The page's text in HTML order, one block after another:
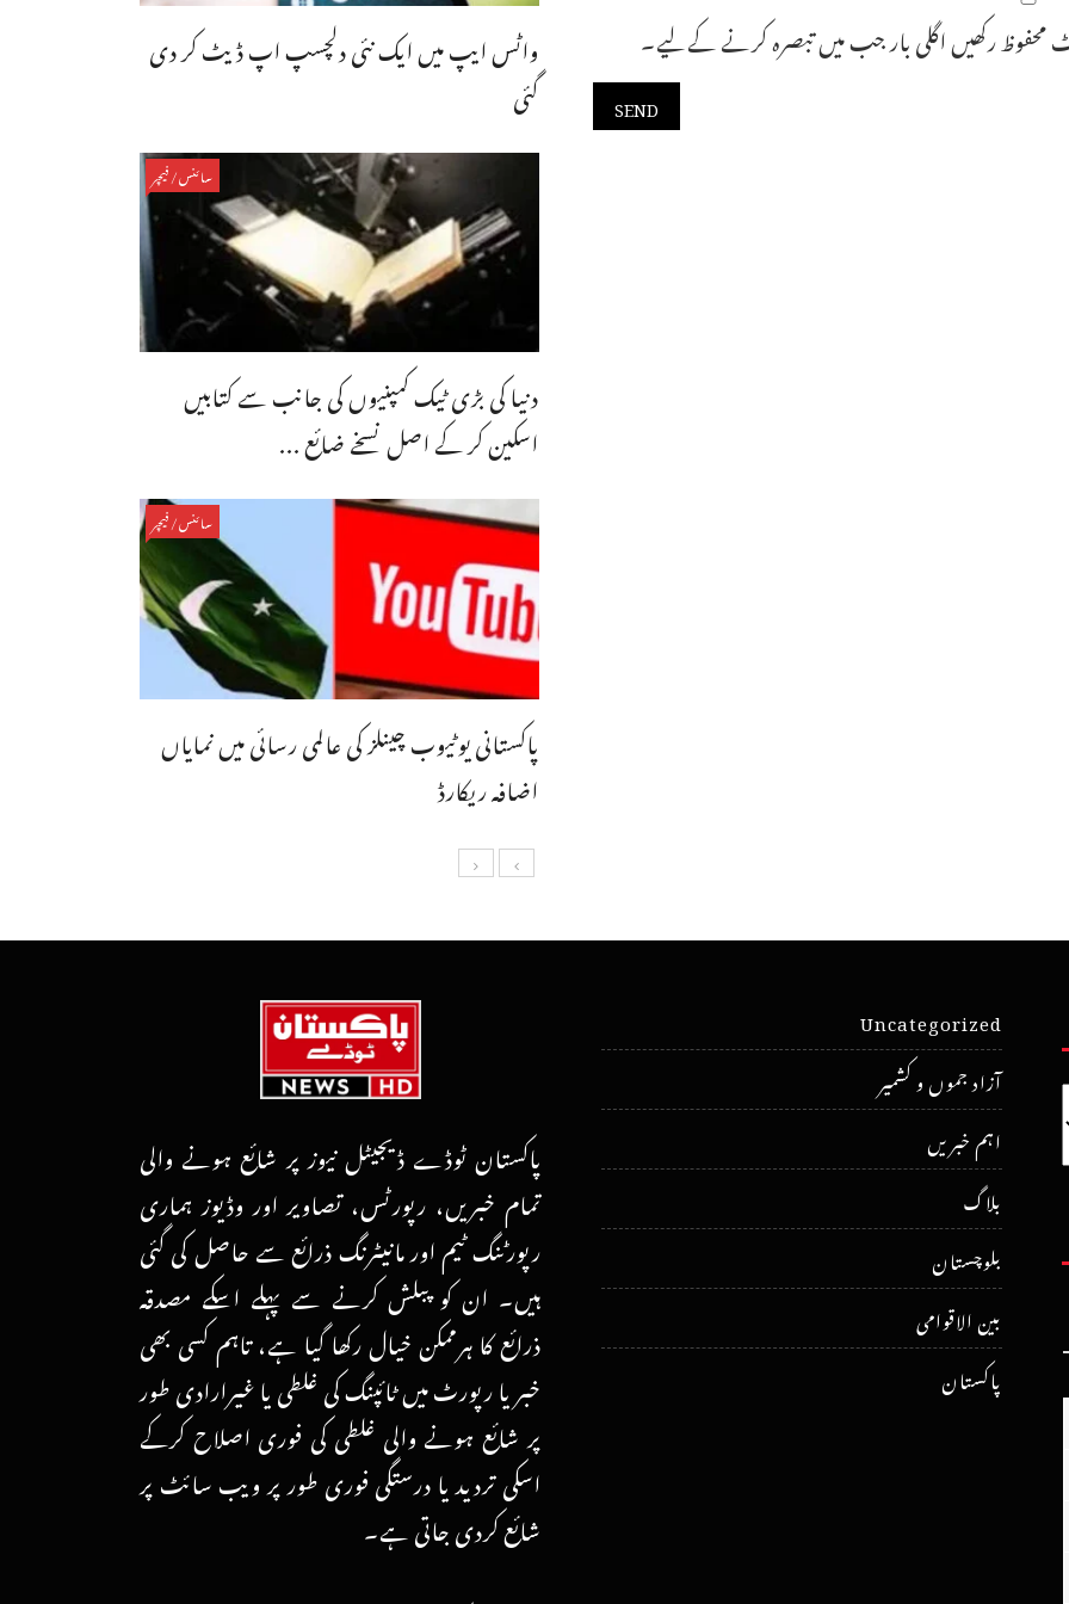
رکھیں اگلی بار جب میں تبصرہ کرنے کےلیے۔
واٹس ایپ میں ایک نئی دلچسپ اپ ڈیٹ کر دی
گئی
سائنس/فیچر
دنیا کی بڑی ٹیک کمپنیوں کی جانب سے کتابیں
اسکین کر کے اصل نسخے ضائع ...
سائنس/فیچر
پاکستانی یوٹیوب چینلز کی عالمی رسائی میں نمایاں
اضافہ ریکارڈ
پاکستان ٹوڈے ڈیجیٹل نیوز پر شائع ہونے والی
تمام خبریں، رپورٹس، تصاویر اور وڈیوز ہماری
رپورٹنگ ٹیم اور مانیٹرنگ ذرائع سے حاصل کی گئی
ہیں۔ ان کو پبلش کرنے سے پہلے اسکے مصدقہ
ذرائع کا ہرممکن خیال رکھا گیا ہے، تاہم کسی بھی
خبر یا رپورٹ میں ٹائپنگ کی غلطی یا غیرارادی طور
پر شائع ہونے والی غلطی کی فوری اصلاح کرکے
اسکی تردید یا درستگی فوری طور پر ویب سائٹ پر
شائع کردی جاتی ہے۔
Uncategorized
آزاد جموں و کشمیر
اہم خبریں
بلاگ
بلوچستان
بین الاقوامی
پاکستان